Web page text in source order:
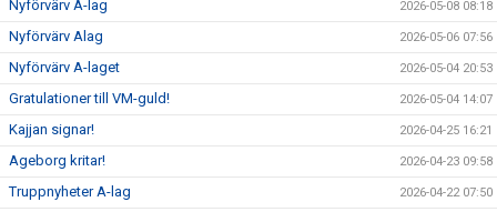
Nyförvärv A-lag 2026-05-08 08:18
Nyförvärv Alag 2026-05-06 07:56
Nyförvärv A-laget 2026-05-04 20:53
Gratulationer till VM-guld! 2026-05-04 14:07
Kajjan signar! 2026-04-25 16:21
Ageborg kritar! 2026-04-23 09:58
Truppnyheter A-lag 2026-04-22 07:50